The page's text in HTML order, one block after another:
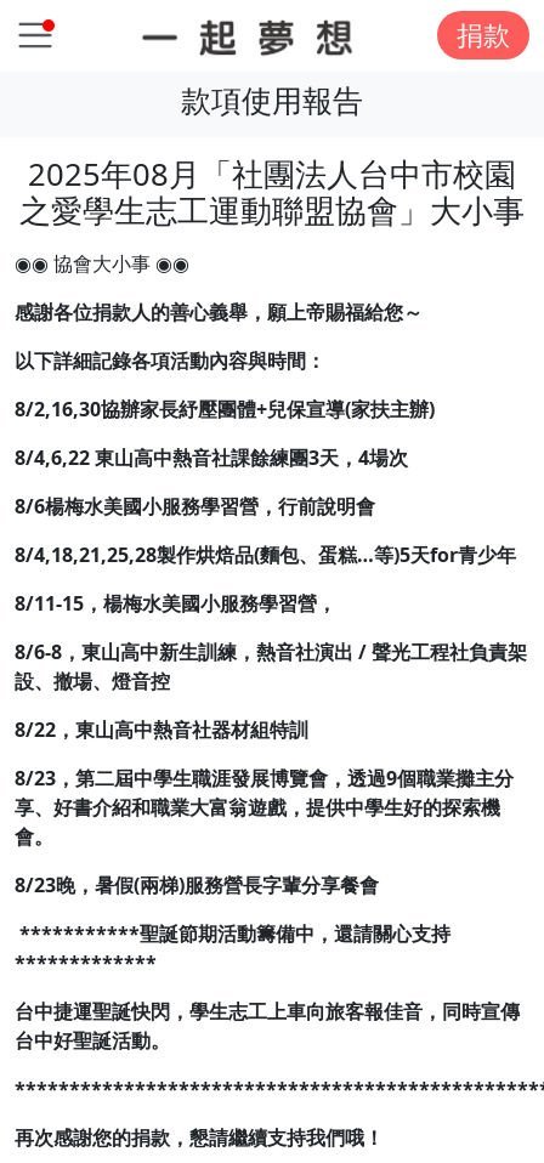
捐款
款項使用報告
2025年08月「社團法人台中市校園
之愛學生志工運動聯盟協會」大小事
◉◉ 協會大小事 ◉◉
感謝各位捐款人的善心義舉，願上帝賜福給您～
以下詳細記錄各項活動內容與時間：
8/2,16,30協辦家長紓壓團體+兒保宣導(家扶主辦)
8/4,6,22東山高中熱音社課餘練團3天，4場次
8/6楊梅水美國小服務學習營，行前說明會
8/4,18,21,25,28製作烘焙品(麵包、蛋糕…等)5天for青少年
8/11-15 ，楊梅水美國小服務學習營，
8/6-8 ，東山高中新生訓練，熱音社演出 / 聲光工程社負責架
設、撤場、燈音控
8/22 ，東山高中熱音社器材組特訓
8/23 ，第二屆中學生職涯發展博覽會，透過9個職業攤主分
享、好書介紹和職業大富翁遊戲，提供中學生好的探索機
會。
8/23晚，暑假(兩梯)服務營長字輩分享餐會
***********聖誕節期活動籌備中，還請關心支持
*************
台中捷運聖誕快閃，學生志工上車向旅客報佳音，同時宣傳
台中好聖誕活動。
再次感謝您的捐款，懇請繼續支持我們哦！